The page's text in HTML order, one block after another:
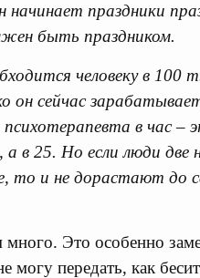
начинает праздники
быть праздником.
человеку в 100
он сейчас
в час –
в 25. Но если люди две
то и не дорастают до
Это особенно
передать, как бесит